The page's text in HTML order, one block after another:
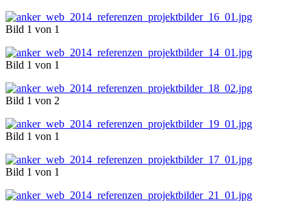
Bild 1 von 1
Bild 1 von 1
Bild 1 von 2
Bild 1 von 1
Bild 1 von 1